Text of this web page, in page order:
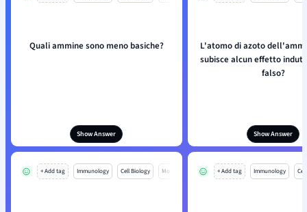
Quali ammine sono meno basiche?
Show Answer
L'atomo di azoto
subisce alcun effetto
falso?
Show Answer
+ Add tag Immunology Cell Biology Mo + Add tag Immunology